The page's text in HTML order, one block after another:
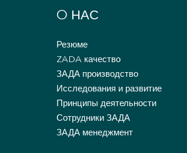
O НАС
Резюме
ZADA качество
ЗАДА производство
Исследования и развитие
Принципы деятельности
Сотрудники ЗАДА
ЗАДА менеджмент